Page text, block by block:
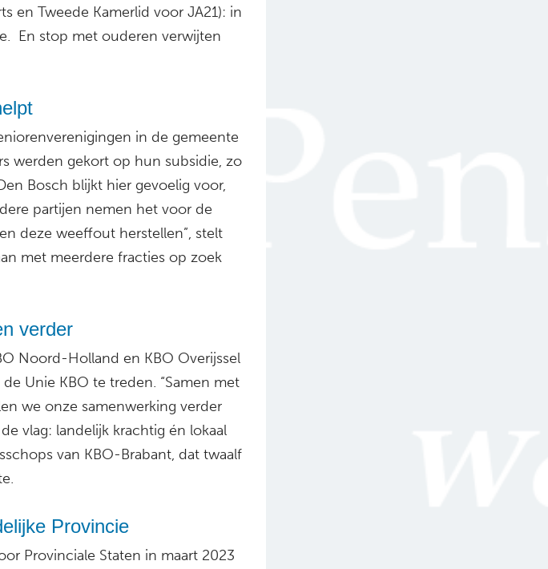
en Tweede Kamerlid voor JA21): in
En stop met ouderen verwijten
in de gemeente
werden gekort op hun subsidie, zo
Bosch blijkt hier gevoelig voor,
partijen nemen het voor de
deze weeffout herstellen”, stelt
met meerdere fracties op zoek
verder
Noord-Holland en KBO Overijssel
Unie KBO te treden. “Samen met
we onze samenwerking verder
vlag: landelijk krachtig én lokaal
van KBO-Brabant, dat twaalf
Provincie
Provinciale Staten in maart 2023